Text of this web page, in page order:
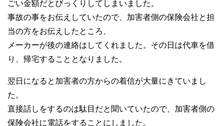
ごい金額だとびっくりしてしまいました。
事故の事をお伝えしていたので、加害者側の保険会社と担
当の方をお伝えしたところ、
メーカーが後の連絡はしてくれました。その日は代車を借
り、帰宅することとなりました。
翌日になると加害者の方からの着信が大量にきていまし
た。
直接話しをするのは駄目だと聞いていたので、加害者側の
保険会社に電話をすることにしました。